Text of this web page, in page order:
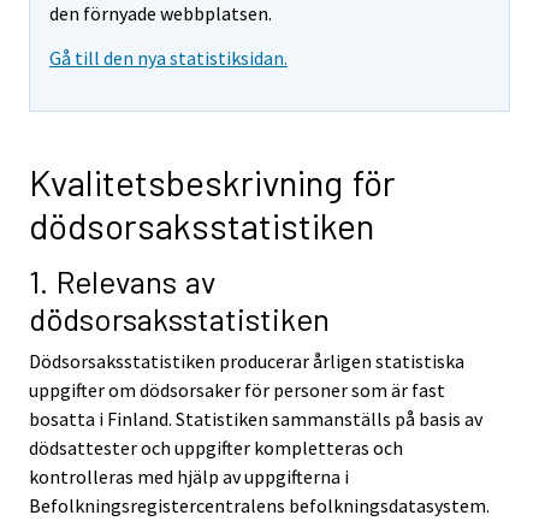
den förnyade webbplatsen.
Gå till den nya statistiksidan.
Kvalitetsbeskrivning för
dödsorsaksstatistiken
1. Relevans av
dödsorsaksstatistiken
Dödsorsaksstatistiken producerar årligen statistiska
uppgifter om dödsorsaker för personer som är fast
bosatta i Finland. Statistiken sammanställs på basis av
dödsattester och uppgifter kompletteras och
kontrolleras med hjälp av uppgifterna i
Befolkningsregistercentralens befolkningsdatasystem.